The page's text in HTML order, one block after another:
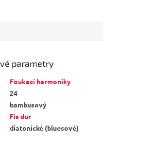
parametry
Foukací harmoniky
24
bambusový
Fis dur
diatonické (bluesové)